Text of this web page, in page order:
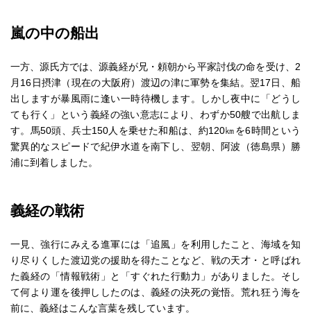
嵐の中の船出
一方、源氏方では、源義経が兄・頼朝から平家討伐の命を受け、2
月16日摂津（現在の大阪府）渡辺の津に軍勢を集結。翌17日、船
出しますが暴風雨に逢い一時待機します。しかし夜中に「どうし
ても行く」という義経の強い意志により、わずか50艘で出航しま
す。馬50頭、兵士150人を乗せた和船は、約120㎞を6時間という
驚異的なスピードで紀伊水道を南下し、翌朝、阿波（徳島県）勝
浦に到着しました。
義経の戦術
一見、強行にみえる進軍には「追風」を利用したこと、海域を知
り尽りくした渡辺党の援助を得たことなど、戦の天才・と呼ばれ
た義経の「情報戦術」と「すぐれた行動力」がありました。そし
て何より運を後押ししたのは、義経の決死の覚悟。荒れ狂う海を
前に、義経はこんな言葉を残しています。